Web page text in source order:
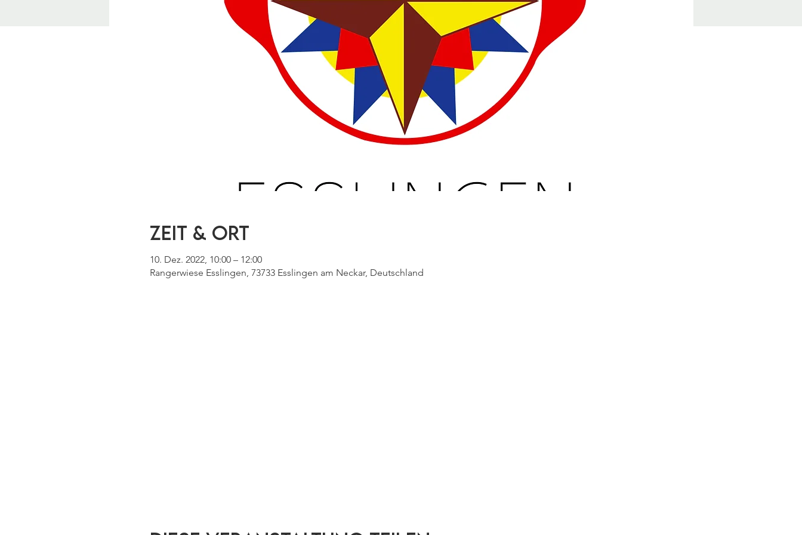
Zeit & Ort
10. Dez. 2022, 10:00 – 12:00
Rangerwiese Esslingen, 73733 Esslingen am Neckar, Deutschland